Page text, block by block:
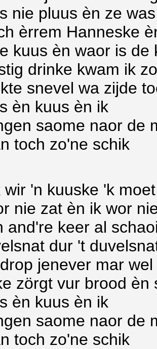
nie pluus èn ze
èrrem Hanneske
kuus èn waor is de
drinke kwam ik
snevel wa zijde
èn kuus èn ik
saome naor de
toch zo'ne schik
wir 'n kuuske 'k
nie zat èn ik wor
and're keer al
dur 't
jenever mar
zörgt vur brood
èn kuus èn ik
saome naor de
toch zo'ne schik